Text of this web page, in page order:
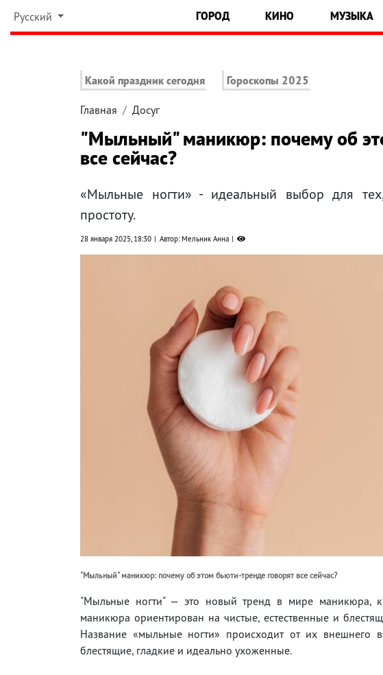
Русский ГОРОД КИНО МУЗЫКА
Какой праздник сегодня Гороскопы 2025
Главная Досуг
"Мыльный" маникюр: почему об
все сейчас?
«Мыльные ногти» - идеальный выбор для тех,
простоту.
28 января 2025, 18:30 Автор: Мельник Анна
"Мыльный" маникюр: почему об этом бьюти-тренде говорят все сейчас?
"Мыльные ногти" — это новый тренд в мире маникюра,
маникюра ориентирован на чистые, естественные и
Название «мыльные ногти» происходит от их
блестящие, гладкие и идеально ухоженные.